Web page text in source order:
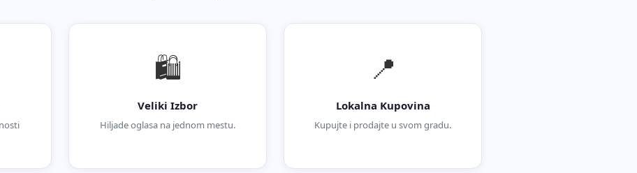
🛍️
Veliki Izbor
Hiljade oglasa na jednom mestu.
📍
Lokalna Kupovina
Kupujte i prodajte u svom gradu.